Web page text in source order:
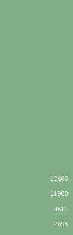
12466
11900
4811
2898